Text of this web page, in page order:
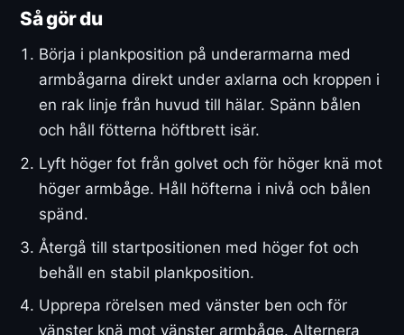
Så gör du
Börja i plankposition på underarmarna med
armbågarna direkt under axlarna och kroppen i
en rak linje från huvud till hälar. Spänn bålen
och håll fötterna höftbrett isär.
Lyft höger fot från golvet och för höger knä mot
höger armbåge. Håll höfterna i nivå och bålen
spänd.
Återgå till startpositionen med höger fot och
behåll en stabil plankposition.
Upprepa rörelsen med vänster ben och för
vänster knä mot vänster armbåge. Alternera